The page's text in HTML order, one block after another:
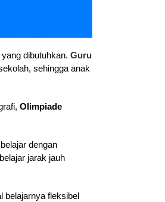
dibutuhkan. Guru
sehingga anak
Olimpiade
dengan
jarak jauh
belajarnya fleksibel